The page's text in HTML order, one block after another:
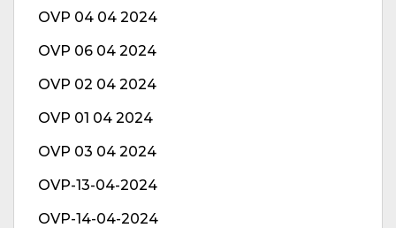
OVP 04 04 2024
OVP 06 04 2024
OVP 02 04 2024
OVP 01 04 2024
OVP 03 04 2024
OVP-13-04-2024
OVP-14-04-2024